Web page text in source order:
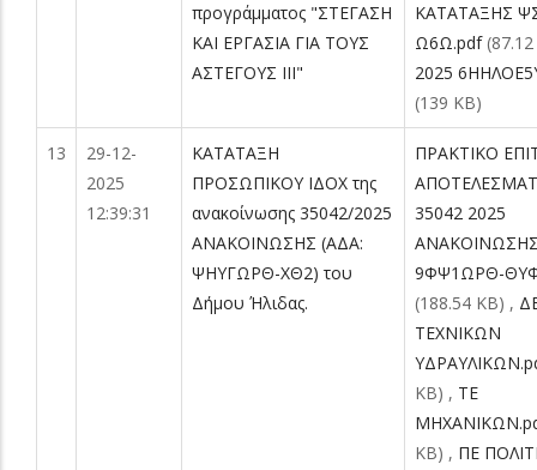
προγράμματος "ΣΤΕΓΑΣΗ
ΚΑΙ ΕΡΓΑΣΙΑ ΓΙΑ ΤΟΥΣ
ΑΣΤΕΓΟΥΣ ΙΙΙ"
ΚΑΤΑΤΑΞΗΣ
Ω6Ω.pdf
2025
(139 KB)
13
29-12-
2025
12:39:31
ΚΑΤΑΤΑΞΗ
ΠΡΟΣΩΠΙΚΟΥ ΙΔΟΧ της
ανακοίνωσης 35042/2025
ΑΝΑΚΟΙΝΩΣΗΣ (ΑΔΑ:
ΨΗΥΓΩΡΘ-ΧΘ2) του
Δήμου Ήλιδας.
ΠΡΑΚΤΙΚΟ
35042 2025
9ΦΨ1ΩΡΘ-
(188.54 KB) ,
ΤΕΧΝΙΚΩΝ
KB) , ΤΕ
KB) , ΠΕ